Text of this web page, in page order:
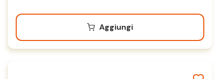
Aggiungi